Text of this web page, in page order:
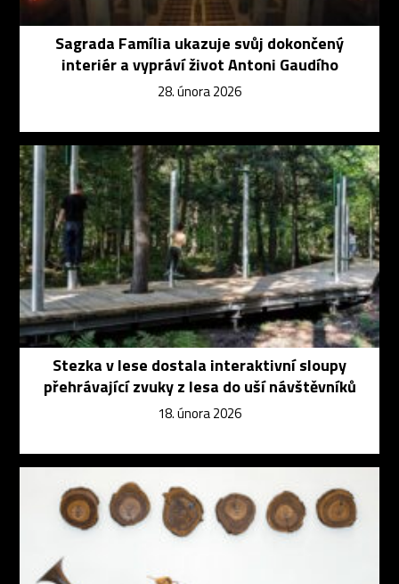
Sagrada Família ukazuje svůj dokončený
interiér a vypráví život Antoni Gaudího
28. února 2026
Stezka v lese dostala interaktivní sloupy
přehrávající zvuky z lesa do uší návštěvníků
18. února 2026